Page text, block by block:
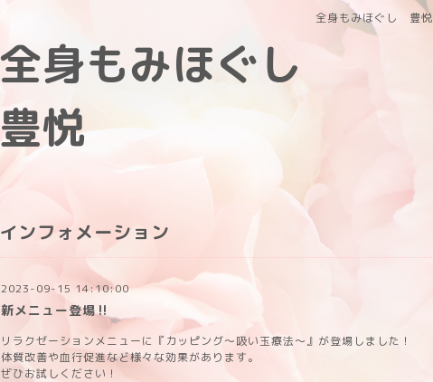
全身もみほぐし 豊悦
全身もみほぐし
豊悦
インフォメーション
2023-09-15 14:10:00
新メニュー登場‼
リラクゼーションメニューに『カッピング～吸い玉療法～』が登場しました！
体質改善や血行促進など様々な効果があります。
ぜひお試しください！